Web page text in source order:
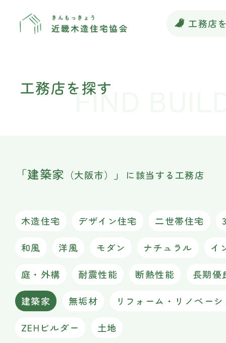
工務店
工務店を探す
FIND
「建築家 （大阪市） 」 に該当する工務店
木造住宅 デザイン住宅 二世帯住宅
和風 洋風 モダン ナチュラル イ
庭・外構 耐震性能 断熱性能 長期優
建築家 無垢材 リフォーム・リノベー
ZEHビルダー 土地